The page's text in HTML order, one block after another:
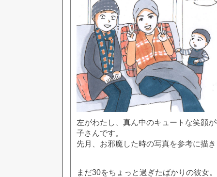
左がわたし、真ん中のキュートな笑顔
子さんです。
先月、お邪魔した時の写真を参考に描
まだ30をちょっと過ぎたばかりの彼女。